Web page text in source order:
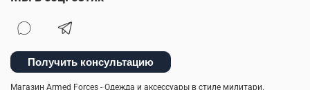
Получить консультацию
Магазин Armed Forces - Одежда и аксессуары в стиле милитари.